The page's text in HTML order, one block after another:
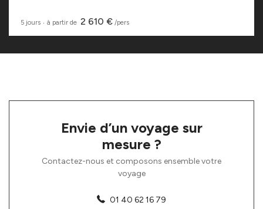
5 jours ‧ à partir de 2 610 € /pers
Envie d’un voyage sur
mesure ?
Contactez-nous et composons ensemble votre
voyage
01 40 62 16 79